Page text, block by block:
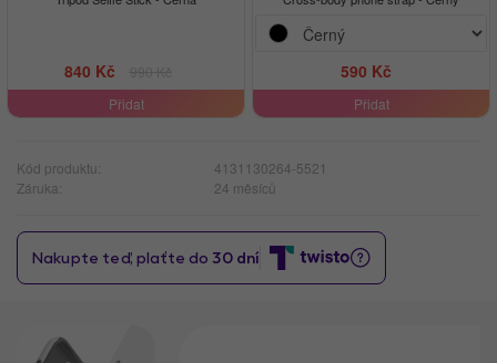
840 Kč
Přidat
590 Kč
Přidat
Kód produktu:
4131130264-5521
Záruka:
24 měsíců